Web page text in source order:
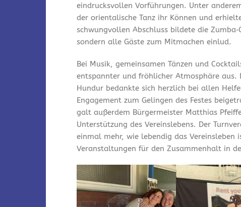
eindrucksvollen Vorführungen. Unter
der orientalische Tanz ihr Können und
schwungvollen Abschluss bildete die
sondern alle Gäste zum Mitmachen einlud.
Bei Musik, gemeinsamen Tänzen und
entspannter und fröhlicher Atmosphäre aus.
Hundur bedankte sich herzlich bei allen
Engagement zum Gelingen des Festes
galt außerdem Bürgermeister Matthias
Unterstützung des Vereinslebens. Der
einmal mehr, wie lebendig das Vereinsleben
Veranstaltungen für den Zusammenhalt in